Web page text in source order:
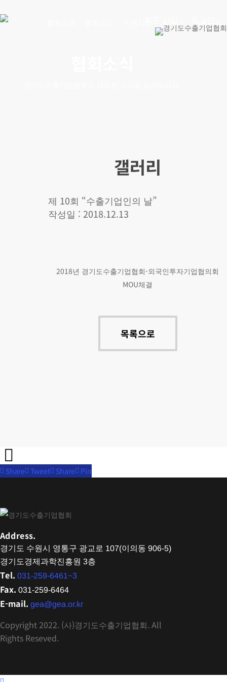
회원사 커뮤니티
갤러리
제 10회 “수출기업인의 날”
작성일 : 2018.12.13
2018년 경기도수출기업협회-외국인투자기업협의회
MOU체결
목록으로
Share Tweet Share Pin
Address.
경기도 수원시 영통구 광교로 107(이의동 906-5)
경기도경제과학진흥원 3층
Tel. 031-259-6461~3
Fax. 031-259-6464
E-mail. gea@gea.or.kr
Copyright 2022. (사)경기도수출기업협회. All
Rights Reseved.